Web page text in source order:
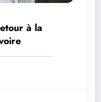
à la